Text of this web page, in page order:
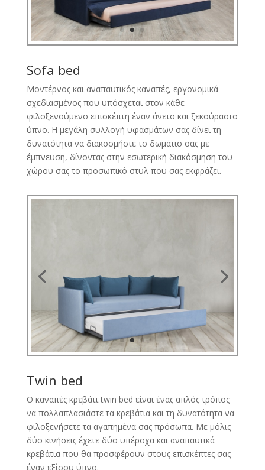
Sofa bed
Μοντέρνος και αναπαυτικός καναπές, εργονομικά
σχεδιασμένος που υπόσχεται στον κάθε
φιλοξενούμενο επισκέπτη έναν άνετο και ξεκούραστο
ύπνο. Η μεγάλη συλλογή υφασμάτων σας δίνει τη
δυνατότητα να διακοσμήστε το δωμάτιο σας με
έμπνευση, δίνοντας στην εσωτερική διακόσμηση του
χώρου σας το προσωπικό στυλ που σας εκφράζει.
Twin bed
Ο καναπές κρεβάτι twin bed είναι ένας απλός τρόπος
να πολλαπλασιάστε τα κρεβάτια και τη δυνατότητα να
φιλοξενήσετε τα αγαπημένα σας πρόσωπα. Με μόλις
δύο κινήσεις έχετε δύο υπέροχα και αναπαυτικά
κρεβάτια που θα προσφέρουν στους επισκέπτες σας
έναν εξίσου ύπνο.